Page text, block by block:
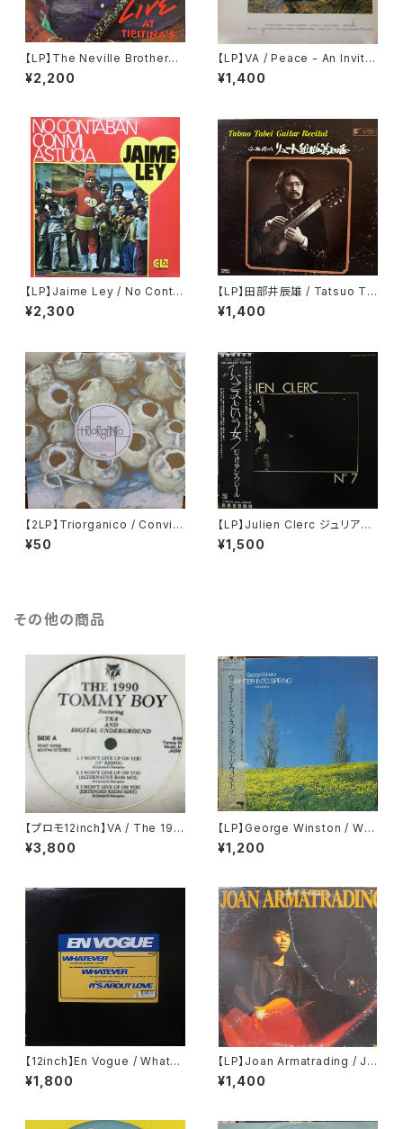
【LP】The Neville Brothers /
Live At Tipitina's Volume II
¥2,200
【LP】VA / Peace - An Invitat
ion To Windham Hill, vol. 1
¥1,400
【LP】Jaime Ley / No Conta
ban Con Mi Astucia
¥2,300
【LP】田部井辰雄 / Tatsuo Ta
bei Guitar Recital
¥1,400
【2LP】Triorganico / Conviv
encia
¥50
【LP】Julien Clerc ジュリアン・
クレール / № 7
¥1,500
その他の商品
【プロモ12inch】VA / The 199
0 Tommy Boy
¥3,800
【LP】George Winston / Win
ter Into Spring
¥1,200
【12inch】En Vogue / Whatev
er (The Tumblin' Dice Rem
ixes)
¥1,800
【LP】Joan Armatrading / Jo
an Armatrading
¥1,400